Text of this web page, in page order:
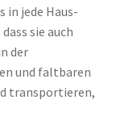
jede Haus-
sie auch
der
und faltbaren
transportieren,